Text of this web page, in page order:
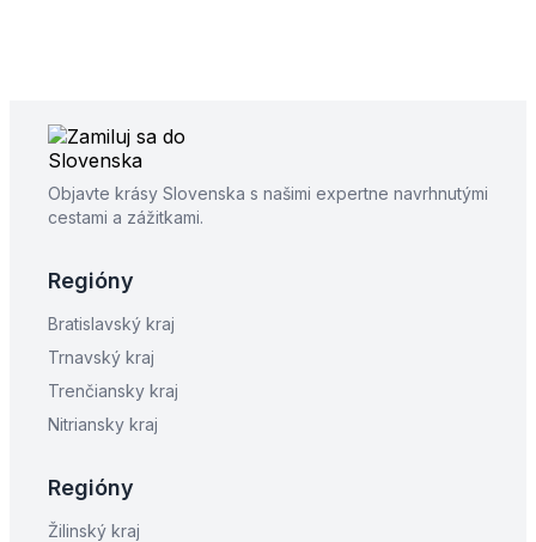
Objavte krásy Slovenska s našimi expertne navrhnutými
cestami a zážitkami.
Regióny
Bratislavský kraj
Trnavský kraj
Trenčiansky kraj
Nitriansky kraj
Regióny
Žilinský kraj